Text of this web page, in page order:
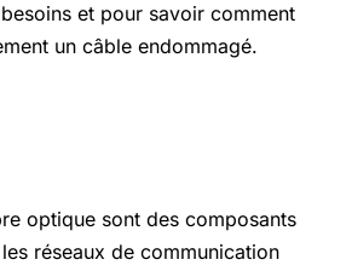
et pour savoir comment
un câble endommagé.
optique sont des composants
réseaux de communication